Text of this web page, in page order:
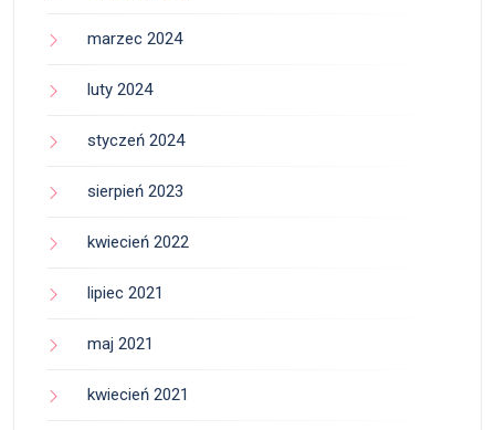
marzec 2024
luty 2024
styczeń 2024
sierpień 2023
kwiecień 2022
lipiec 2021
maj 2021
kwiecień 2021